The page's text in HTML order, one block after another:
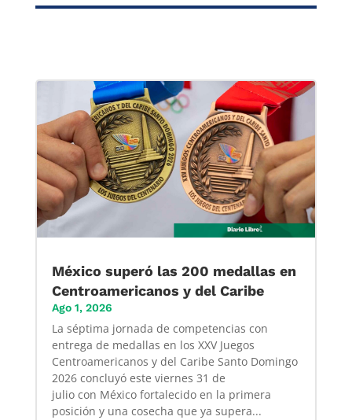
México superó las 200 medallas en
Centroamericanos y del Caribe
Ago 1, 2026
La séptima jornada de competencias con
entrega de medallas en los XXV Juegos
Centroamericanos y del Caribe Santo Domingo
2026 concluyó este viernes 31 de
julio con México fortalecido en la primera
posición y una cosecha que ya supera...